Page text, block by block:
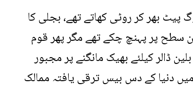
حکومت کے متعلق بات کرتے ہوئے کہا کہ 2017 میں لوگ پیٹ بھر کر روٹی کھاتے تھے، بجلی کا
سطح پر پہنچ چکے تھے مگر پھر قوم
ڈالر کیلئے بھیک مانگنے پر مجبور
میں دنیا کے دس بیس ترقی یافتہ ممالک